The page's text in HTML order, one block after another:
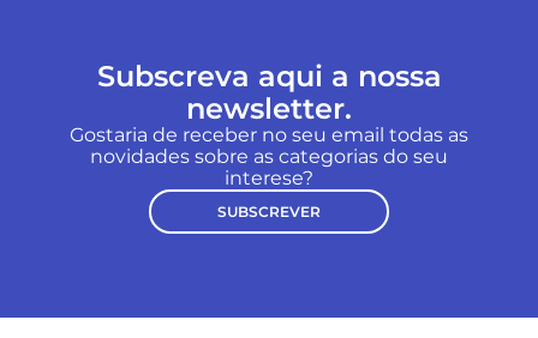
Subscreva aqui a nossa
newsletter.
Gostaria de receber no seu email todas as
novidades sobre as categorias do seu
interese?
SUBSCREVER